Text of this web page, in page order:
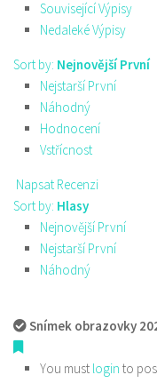
Související Výpisy
Nedaleké Výpisy
Sort by: Nejnovější První
Nejstarší První
Náhodný
Hodnocení
Vstřícnost
Napsat Recenzi
Sort by: Hlasy
Nejnovější První
Nejstarší První
Náhodný
Snímek obrazovky
You must login to